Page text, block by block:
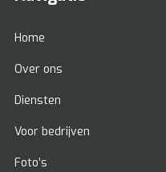
Home
Over ons
Diensten
Voor bedrijven
Foto’s